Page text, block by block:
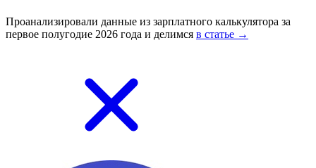
Проанализировали данные из зарплатного калькулятора за
первое полугодие 2026 года и делимся в статье →